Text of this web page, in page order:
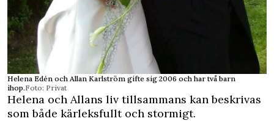
Helena Edén och Allan Karlström gifte sig 2006 och har två barn
ihop.Foto: Privat
Helena och Allans liv tillsammans kan beskrivas
som både kärleksfullt och stormigt.